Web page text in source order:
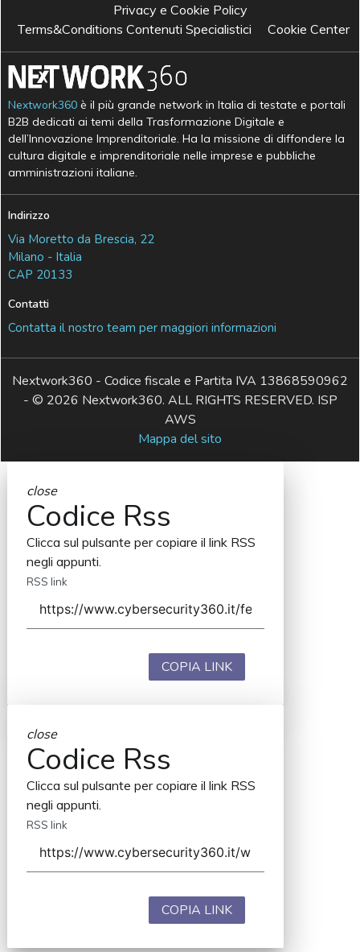
Privacy e Cookie Policy
Terms&Conditions Contenuti Specialistici
Cookie Center
Nextwork360 è il più grande network in Italia di testate e portali
B2B dedicati ai temi della Trasformazione Digitale e
dell’Innovazione Imprenditoriale. Ha la missione di diffondere la
cultura digitale e imprenditoriale nelle imprese e pubbliche
amministrazioni italiane.
Indirizzo
Via Moretto da Brescia, 22
Milano - Italia
CAP 20133
Contatti
Contatta il nostro team per maggiori informazioni
Nextwork360 - Codice fiscale e Partita IVA 13868590962
- © 2026 Nextwork360. ALL RIGHTS RESERVED. ISP
AWS
Mappa del sito
close
Codice Rss
Clicca sul pulsante per copiare il link RSS
negli appunti.
RSS link
COPIA LINK
close
Codice Rss
Clicca sul pulsante per copiare il link RSS
negli appunti.
RSS link
COPIA LINK